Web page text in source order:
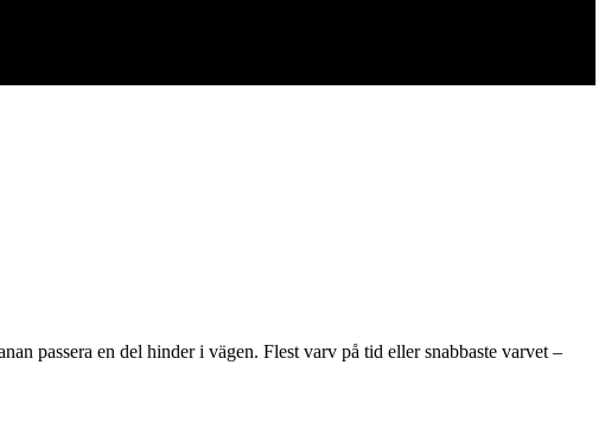
passera en del hinder i vägen. Flest varv på tid eller snabbaste varvet –